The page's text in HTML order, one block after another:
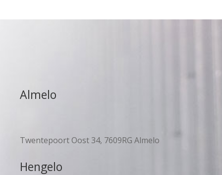
Almelo
Twentepoort Oost 34, 7609RG Almelo
Hengelo